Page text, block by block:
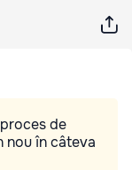
de
nou în câteva